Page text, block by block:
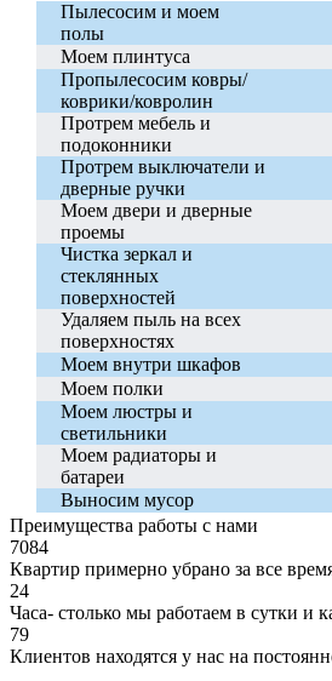
Пылесосим и моем
полы
Моем плинтуса
Пропылесосим ковры/
коврики/ковролин
Протрем мебель и
подоконники
Протрем выключатели и
дверные ручки
Моем двери и дверные
проемы
Чистка зеркал и
стеклянных
поверхностей
Удаляем пыль на всех
поверхностях
Моем внутри шкафов
Моем полки
Моем люстры и
светильники
Моем радиаторы и
батареи
Выносим мусор
Преимущества работы с нами
7084
Квартир примерно убрано за все
24
Часа- столько мы работаем в сутки и
79
Клиентов находятся у нас на